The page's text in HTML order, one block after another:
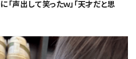
「声出して笑ったｗ」「天才だと思